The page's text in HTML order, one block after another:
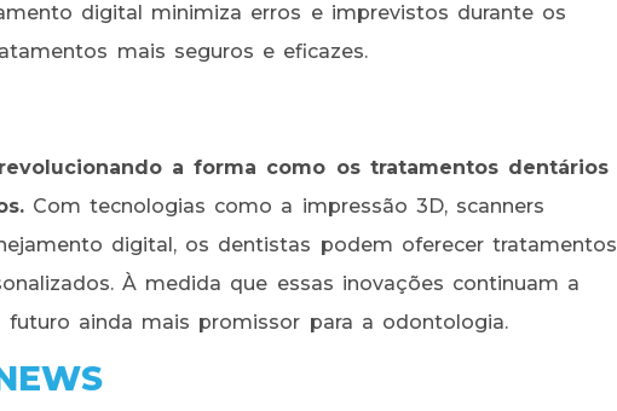
digital minimiza erros e imprevistos durante os
mais seguros e eficazes.
a forma como os tratamentos dentários
Com tecnologias como a impressão 3D, scanners
digital, os dentistas podem oferecer tratamentos
À medida que essas inovações continuam a
futuro ainda mais promissor para a odontologia.